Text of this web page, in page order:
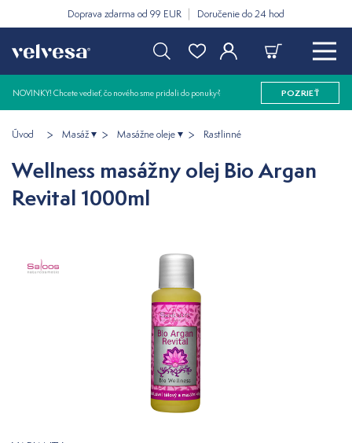
Doprava zdarma od 99 EUR Doručenie do 24 hod
NOVINKY! Chcete vedieť, čo nového sme pridali do ponuky? POZRIEŤ
Úvod Masáž Masážne oleje Rastlinné
Wellness masážny olej Bio Argan
Revital 1000ml